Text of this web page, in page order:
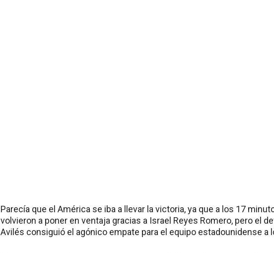
Parecía que el América se iba a llevar la victoria, ya que a los 17
volvieron a poner en ventaja gracias a Israel Reyes Romero, pero el
Avilés consiguió el agónico empate para el equipo estadounidense a